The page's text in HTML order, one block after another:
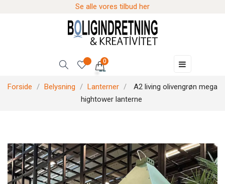
Se alle vores tilbud her
0
Skift
☰
Forside Belysning Lanterner
A2 living olivengrøn mega
hightower lanterne